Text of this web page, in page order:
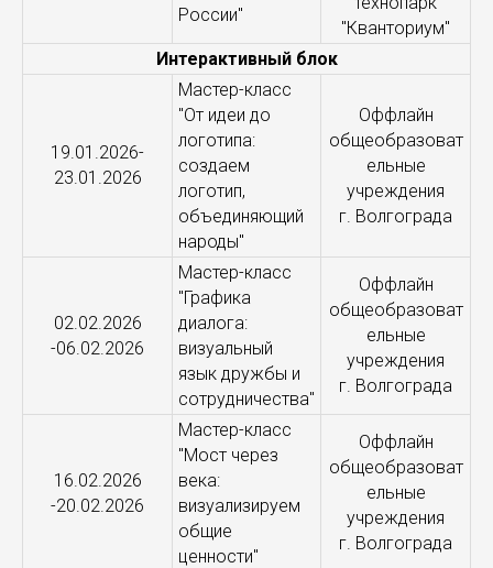
России"
"Кванториум"
Интерактивный блок
19.01.2026-
23.01.2026
Мастер-класс
"От идеи до
логотипа:
создаем
логотип,
объединяющий
народы"
Оффлайн
общеобразоват
ельные
учреждения
г. Волгограда
02.02.2026
-06.02.2026
Мастер-класс
"Графика
диалога:
визуальный
язык дружбы и
сотрудничества"
Оффлайн
общеобразоват
ельные
учреждения
г. Волгограда
16.02.2026
-20.02.2026
Мастер-класс
"Мост через
века:
визуализируем
общие
ценности"
Оффлайн
общеобразоват
ельные
учреждения
г. Волгограда